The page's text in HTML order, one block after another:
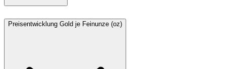
Preisentwicklung Gold je Feinunze (oz)